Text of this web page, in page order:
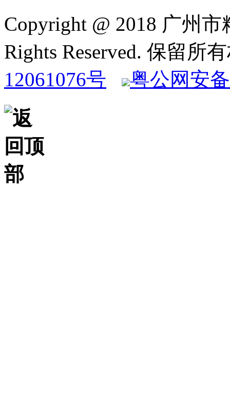
Copyright @ 2018 广州
Rights Reserved. 保留所
12061076号
粤公网安